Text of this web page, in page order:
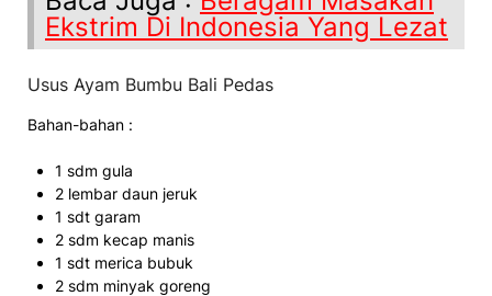
Ekstrim Di Indonesia Yang Lezat
Usus Ayam Bumbu Bali Pedas
Bahan-bahan :
1 sdm gula
2 lembar daun jeruk
1 sdt garam
2 sdm kecap manis
1 sdt merica bubuk
2 sdm minyak goreng